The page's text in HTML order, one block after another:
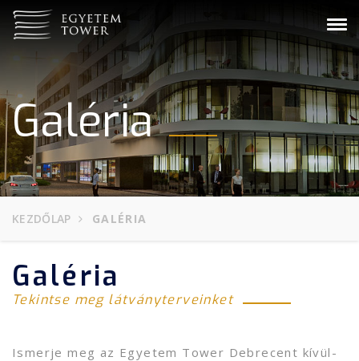
Galéria
KEZDŐLAP GALÉRIA
Galéria
Tekintse meg látványterveinket
Ismerje meg az Egyetem Tower Debrecent kívül-